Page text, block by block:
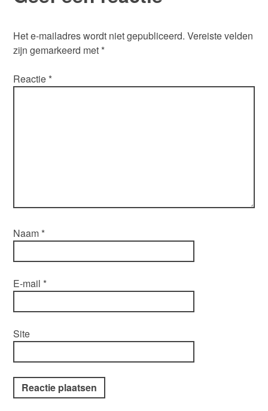
Het e-mailadres wordt niet gepubliceerd. Vereiste velden
zijn gemarkeerd met *
Reactie *
Naam *
E-mail *
Site